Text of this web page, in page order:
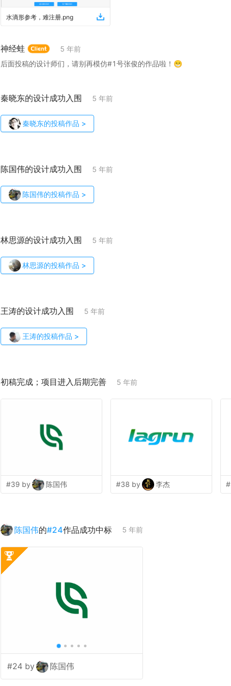
水滴形参考，难注册.png
神经蛙
5 年前
后面投稿的设计师们，请别再模仿#1号张俊的作品啦！😁
秦晓东的设计成功入围 5 年前
秦晓东的投稿作品 >
陈国伟的设计成功入围 5 年前
陈国伟的投稿作品 >
林思源的设计成功入围 5 年前
林思源的投稿作品 >
王涛的设计成功入围 5 年前
王涛的投稿作品 >
初稿完成；项目进入后期完善 5 年前
#39 by 陈国伟 #38 by 李杰
陈国伟的#24作品成功中标 5 年前
#24 by 陈国伟